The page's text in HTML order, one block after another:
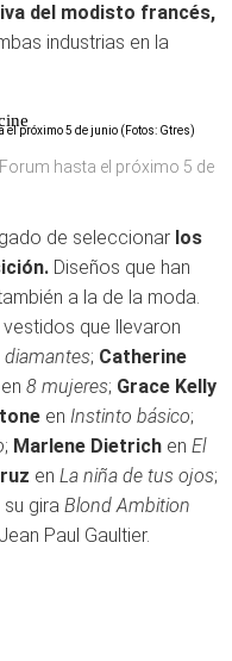
del modisto francés,
industrias en la
hasta el próximo 5 de
de seleccionar los
Diseños que han
a la de la moda.
que llevaron
; Catherine
8 mujeres; Grace Kelly
en Instinto básico;
; Marlene Dietrich en El
en La niña de tus ojos;
su gira Blond Ambition
Paul Gaultier.